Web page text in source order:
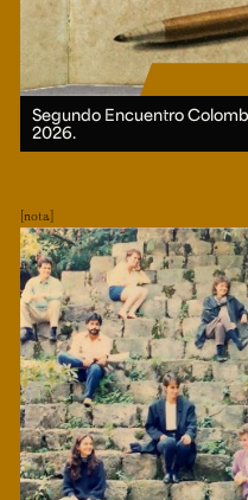
Segundo Encuentro
2026.
nota